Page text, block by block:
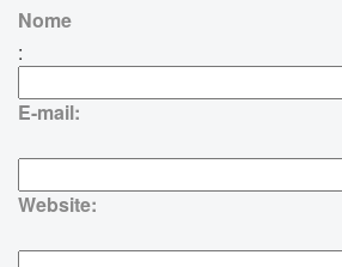
Nome
:
E-mail:
Website: